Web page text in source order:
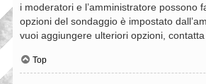
i moderatori e l’amministratore possono
opzioni del sondaggio è impostato
vuoi aggiungere ulteriori opzioni, contatta
Top